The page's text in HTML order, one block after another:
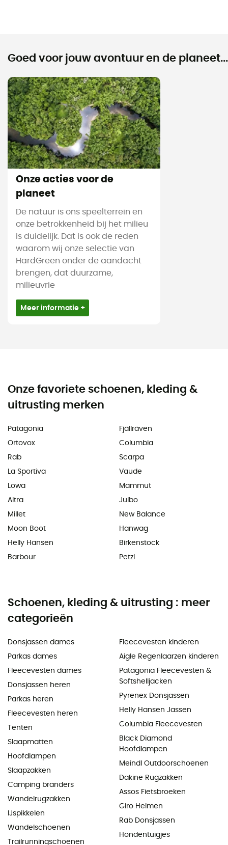
Goed voor jouw avontuur en de planeet...
Onze acties voor de
planeet
De natuur is ons speelterrein en
onze betrokkenheid bij het milieu
is duidelijk. Dat is ook de reden
waarom wij onze selectie van
HardGreen onder de aandacht
brengen, dat duurzame,
milieuvrie
Meer informatie +
Onze favoriete schoenen, kleding &
uitrusting merken
Patagonia
Ortovox
Rab
La Sportiva
Lowa
Altra
Millet
Moon Boot
Helly Hansen
Barbour
Fjällräven
Columbia
Scarpa
Vaude
Mammut
Julbo
New Balance
Hanwag
Birkenstock
Petzl
Schoenen, kleding & uitrusting : meer
categorieën
Donsjassen dames
Parkas dames
Fleecevesten dames
Donsjassen heren
Parkas heren
Fleecevesten heren
Tenten
Slaapmatten
Hoofdlampen
Slaapzakken
Camping branders
Wandelrugzakken
IJspikkelen
Wandelschoenen
Trailrunningschoenen
Fleecevesten kinderen
Aigle Regenlaarzen kinderen
Patagonia Fleecevesten &
Softshelljacken
Pyrenex Donsjassen
Helly Hansen Jassen
Columbia Fleecevesten
Black Diamond
Hoofdlampen
Meindl Outdoorschoenen
Dakine Rugzakken
Assos Fietsbroeken
Giro Helmen
Rab Donsjassen
Hondentuigjes